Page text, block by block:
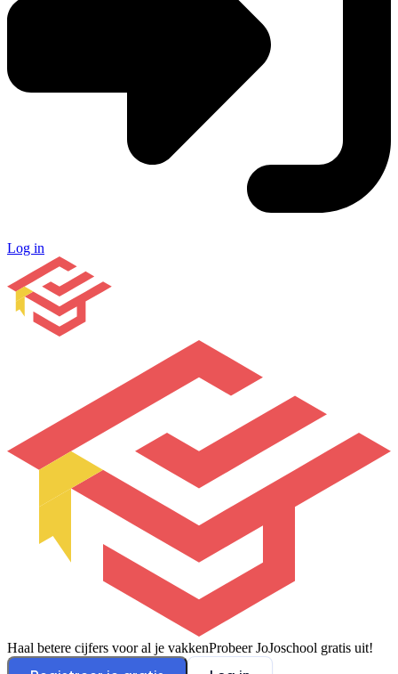
Log in
Haal betere cijfers voor al je vakkenProbeer JoJoschool gratis uit!